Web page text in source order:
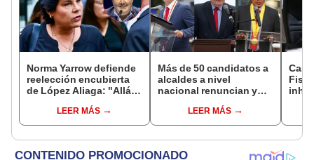
Norma Yarrow defiende
reelección encubierta
de López Aliaga: "Allá el
sacar la vuelta"
LEER MÁS
Más de 50 candidatos a
alcaldes a nivel
nacional renuncian y
encubiertaLEER MÁS